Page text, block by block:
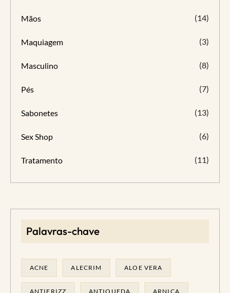
Mãos (14)
Maquiagem (3)
Masculino (8)
Pés (7)
Sabonetes (13)
Sex Shop (6)
Tratamento (11)
Palavras-chave
ACNE ALECRIM ALOE VERA
ANTIFRIZZ ANTIQUEDA ARNICA